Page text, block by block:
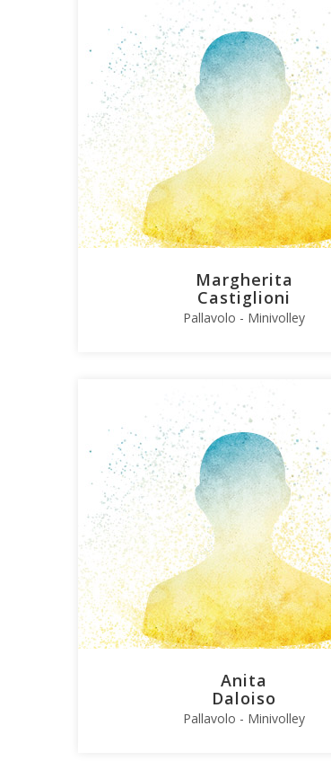
Margherita
Castiglioni
Pallavolo - Minivolley
Anita
Daloiso
Pallavolo - Minivolley